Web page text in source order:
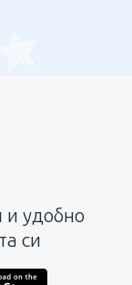
и удобно
си